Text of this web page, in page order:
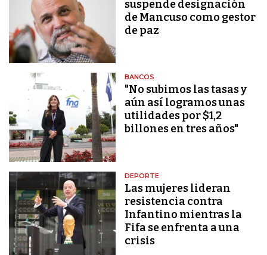
suspende designación
de Mancuso como gestor
de paz
BANCOS
"No subimos las tasas y
aún así logramos unas
utilidades por $1,2
billones en tres años"
DEPORTE
Las mujeres lideran
resistencia contra
Infantino mientras la
Fifa se enfrenta a una
crisis